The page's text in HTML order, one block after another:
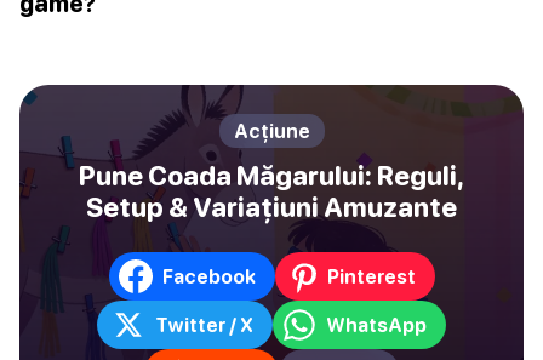
Acțiune
Pune Coada Măgarului: Reguli,
Setup & Variațiuni Amuzante
Facebook Pinterest
Twitter / X WhatsApp